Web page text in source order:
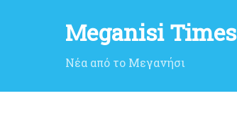
Meganisi Times
Νέα από το Μεγανήσι